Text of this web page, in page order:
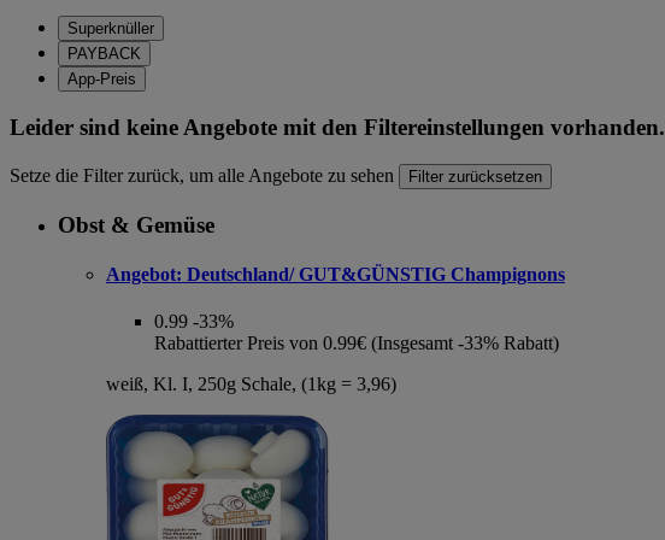
Superknüller
PAYBACK
App-Preis
Leider sind keine Angebote mit den Filtereinstellungen vorhanden.
Setze die Filter zurück, um alle Angebote zu sehen Filter zurücksetzen
Obst & Gemüse
Angebot: Deutschland/ GUT&GÜNSTIG Champignons
0.99 -33%
Rabattierter Preis von 0.99€ (Insgesamt -33% Rabatt)
weiß, Kl. I, 250g Schale, (1kg = 3,96)